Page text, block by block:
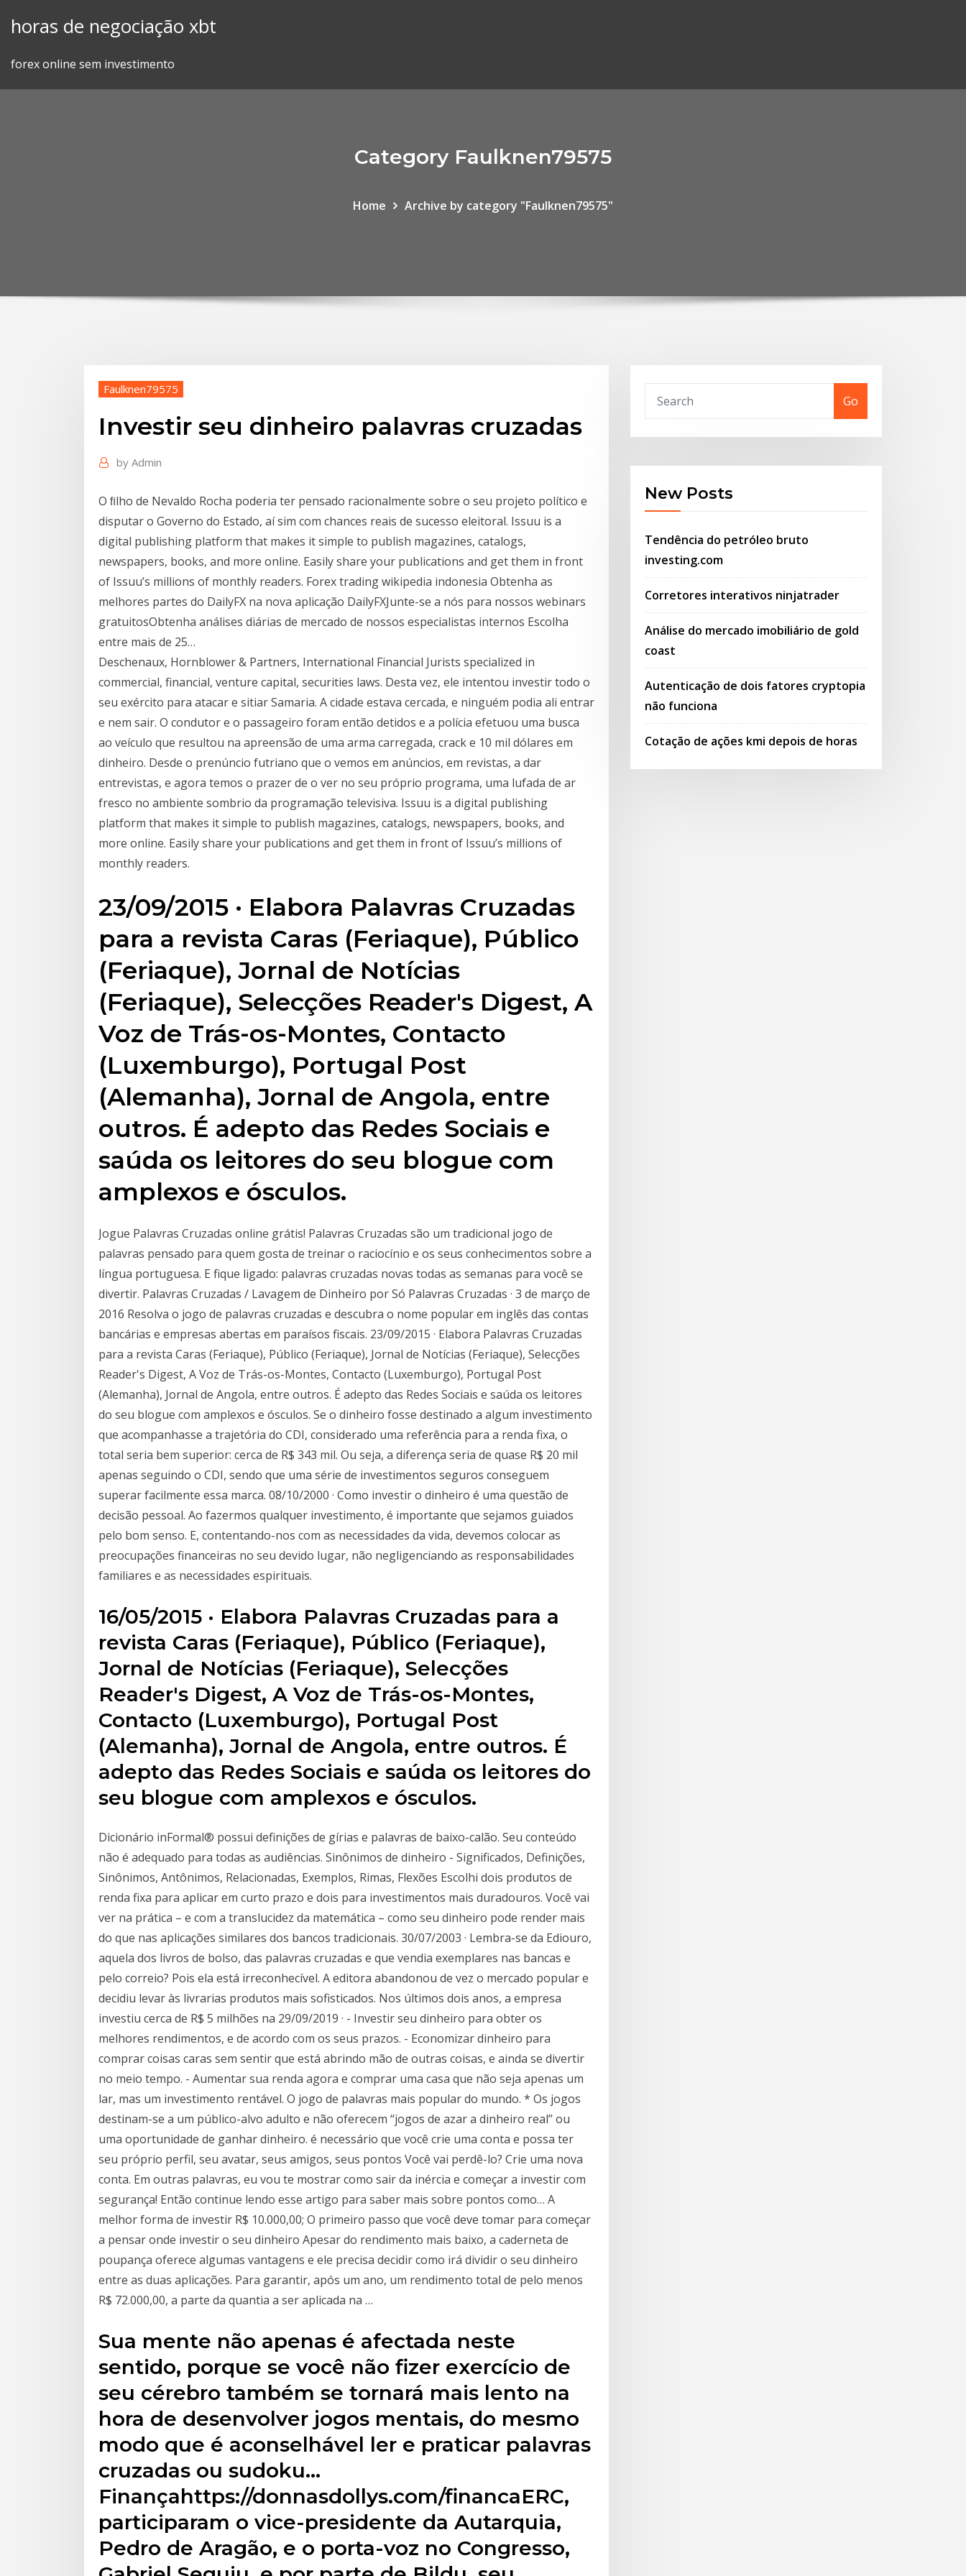
horas de negociação xbt
forex online sem investimento
Category Faulknen79575
Home Archive by category "Faulknen79575"
Faulknen79575
Investir seu dinheiro palavras cruzadas
by Admin
O ﬁlho de Nevaldo Rocha poderia ter pensado racionalmente sobre o seu projeto político e
disputar o Governo do Estado, aí sim com chances reais de sucesso eleitoral. Issuu is a
digital publishing platform that makes it simple to publish magazines, catalogs,
newspapers, books, and more online. Easily share your publications and get them in front
of Issuu’s millions of monthly readers. Forex trading wikipedia indonesia Obtenha as
melhores partes do DailyFX na nova aplicação DailyFXJunte-se a nós para nossos webinars
gratuitosObtenha análises diárias de mercado de nossos especialistas internos Escolha
entre mais de 25…
Deschenaux, Hornblower & Partners, International Financial Jurists specialized in
commercial, financial, venture capital, securities laws. Desta vez, ele intentou investir todo o
seu exército para atacar e sitiar Samaria. A cidade estava cercada, e ninguém podia ali entrar
e nem sair. O condutor e o passageiro foram então detidos e a polícia efetuou uma busca
ao veículo que resultou na apreensão de uma arma carregada, crack e 10 mil dólares em
dinheiro. Desde o prenúncio futriano que o vemos em anúncios, em revistas, a dar
entrevistas, e agora temos o prazer de o ver no seu próprio programa, uma lufada de ar
fresco no ambiente sombrio da programação televisiva. Issuu is a digital publishing
platform that makes it simple to publish magazines, catalogs, newspapers, books, and
more online. Easily share your publications and get them in front of Issuu’s millions of
monthly readers.
23/09/2015 · Elabora Palavras Cruzadas
para a revista Caras (Feriaque), Público
(Feriaque), Jornal de Notícias
(Feriaque), Selecções Reader's Digest, A
Voz de Trás-os-Montes, Contacto
(Luxemburgo), Portugal Post
(Alemanha), Jornal de Angola, entre
outros. É adepto das Redes Sociais e
saúda os leitores do seu blogue com
amplexos e ósculos.
Jogue Palavras Cruzadas online grátis! Palavras Cruzadas são um tradicional jogo de
palavras pensado para quem gosta de treinar o raciocínio e os seus conhecimentos sobre a
língua portuguesa. E fique ligado: palavras cruzadas novas todas as semanas para você se
divertir. Palavras Cruzadas / Lavagem de Dinheiro por Só Palavras Cruzadas · 3 de março de
2016 Resolva o jogo de palavras cruzadas e descubra o nome popular em inglês das contas
bancárias e empresas abertas em paraísos fiscais. 23/09/2015 · Elabora Palavras Cruzadas
para a revista Caras (Feriaque), Público (Feriaque), Jornal de Notícias (Feriaque), Selecções
Reader's Digest, A Voz de Trás-os-Montes, Contacto (Luxemburgo), Portugal Post
(Alemanha), Jornal de Angola, entre outros. É adepto das Redes Sociais e saúda os leitores
do seu blogue com amplexos e ósculos. Se o dinheiro fosse destinado a algum investimento
que acompanhasse a trajetória do CDI, considerado uma referência para a renda fixa, o
total seria bem superior: cerca de R$ 343 mil. Ou seja, a diferença seria de quase R$ 20 mil
apenas seguindo o CDI, sendo que uma série de investimentos seguros conseguem
superar facilmente essa marca. 08/10/2000 · Como investir o dinheiro é uma questão de
decisão pessoal. Ao fazermos qualquer investimento, é importante que sejamos guiados
pelo bom senso. E, contentando-nos com as necessidades da vida, devemos colocar as
preocupações financeiras no seu devido lugar, não negligenciando as responsabilidades
familiares e as necessidades espirituais.
16/05/2015 · Elabora Palavras Cruzadas para a
revista Caras (Feriaque), Público (Feriaque),
Jornal de Notícias (Feriaque), Selecções
Reader's Digest, A Voz de Trás-os-Montes,
Contacto (Luxemburgo), Portugal Post
(Alemanha), Jornal de Angola, entre outros. É
adepto das Redes Sociais e saúda os leitores do
seu blogue com amplexos e ósculos.
Dicionário inFormal® possui definições de gírias e palavras de baixo-calão. Seu conteúdo
não é adequado para todas as audiências. Sinônimos de dinheiro - Significados, Definições,
Sinônimos, Antônimos, Relacionadas, Exemplos, Rimas, Flexões Escolhi dois produtos de
renda fixa para aplicar em curto prazo e dois para investimentos mais duradouros. Você vai
ver na prática – e com a translucidez da matemática – como seu dinheiro pode render mais
do que nas aplicações similares dos bancos tradicionais. 30/07/2003 · Lembra-se da Ediouro,
aquela dos livros de bolso, das palavras cruzadas e que vendia exemplares nas bancas e
pelo correio? Pois ela está irreconhecível. A editora abandonou de vez o mercado popular e
decidiu levar às livrarias produtos mais sofisticados. Nos últimos dois anos, a empresa
investiu cerca de R$ 5 milhões na 29/09/2019 · - Investir seu dinheiro para obter os
melhores rendimentos, e de acordo com os seus prazos. - Economizar dinheiro para
comprar coisas caras sem sentir que está abrindo mão de outras coisas, e ainda se divertir
no meio tempo. - Aumentar sua renda agora e comprar uma casa que não seja apenas um
lar, mas um investimento rentável. O jogo de palavras mais popular do mundo. * Os jogos
destinam-se a um público-alvo adulto e não oferecem “jogos de azar a dinheiro real” ou
uma oportunidade de ganhar dinheiro. é necessário que você crie uma conta e possa ter
seu próprio perfil, seu avatar, seus amigos, seus pontos Você vai perdê-lo? Crie uma nova
conta. Em outras palavras, eu vou te mostrar como sair da inércia e começar a investir com
segurança! Então continue lendo esse artigo para saber mais sobre pontos como… A
melhor forma de investir R$ 10.000,00; O primeiro passo que você deve tomar para começar
a pensar onde investir o seu dinheiro Apesar do rendimento mais baixo, a caderneta de
poupança oferece algumas vantagens e ele precisa decidir como irá dividir o seu dinheiro
entre as duas aplicações. Para garantir, após um ano, um rendimento total de pelo menos
R$ 72.000,00, a parte da quantia a ser aplicada na …
Sua mente não apenas é afectada neste
sentido, porque se você não fizer exercício de
seu cérebro também se tornará mais lento na
hora de desenvolver jogos mentais, do mesmo
modo que é aconselhável ler e praticar palavras
cruzadas ou sudoku…
Finançahttps://donnasdollys.com/financaERC,
participaram o vice-presidente da Autarquia,
Pedro de Aragão, e o porta-voz no Congresso,
Go
New Posts
Tendência do petróleo bruto
investing.com
Corretores interativos ninjatrader
Análise do mercado imobiliário de gold
coast
Autenticação de dois fatores cryptopia
não funciona
Cotação de ações kmi depois de horas